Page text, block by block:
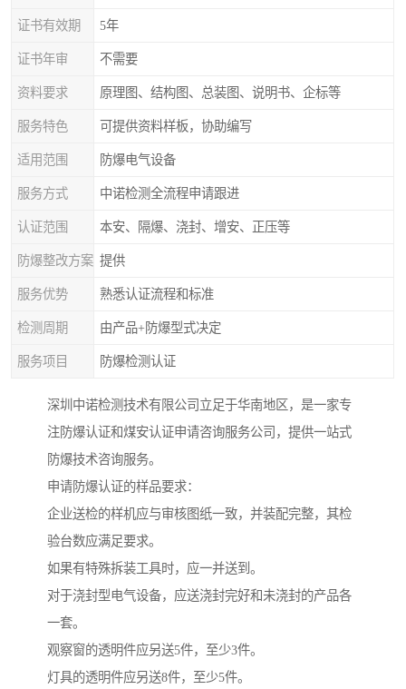
证书有效期 5年
证书年审 不需要
资料要求 原理图、结构图、总装图、说明书、企标等
服务特色 可提供资料样板，协助编写
适用范围 防爆电气设备
服务方式 中诺检测全流程申请跟进
认证范围 本安、隔爆、浇封、增安、正压等
防爆整改方案 提供
服务优势 熟悉认证流程和标准
检测周期 由产品+防爆型式决定
服务项目 防爆检测认证
深圳中诺检测技术有限公司立足于华南地区，是一家专
注防爆认证和煤安认证申请咨询服务公司，提供一站式
防爆技术咨询服务。
申请防爆认证的样品要求：
企业送检的样机应与审核图纸一致，并装配完整，其检
验台数应满足要求。
如果有特殊拆装工具时，应一并送到。
对于浇封型电气设备，应送浇封完好和未浇封的产品各
一套。
观察窗的透明件应另送5件，至少3件。
灯具的透明件应另送8件，至少5件。